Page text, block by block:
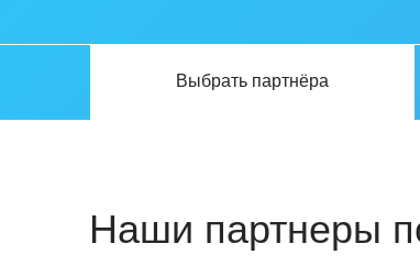
Выбрать партнёра
Наши партнеры